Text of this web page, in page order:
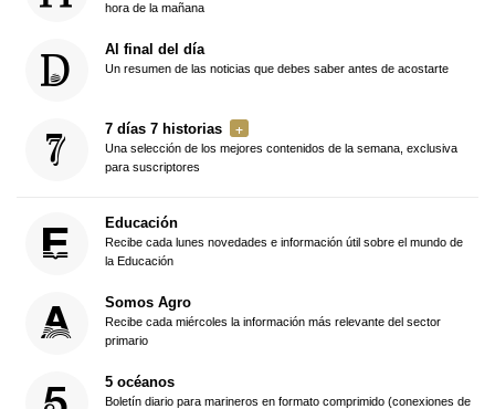
hora de la mañana
Al final del día
Un resumen de las noticias que debes saber antes de acostarte
7 días 7 historias
Una selección de los mejores contenidos de la semana, exclusiva
para suscriptores
Educación
Recibe cada lunes novedades e información útil sobre el mundo de
la Educación
Somos Agro
Recibe cada miércoles la información más relevante del sector
primario
5 océanos
Boletín diario para marineros en formato comprimido (conexiones de